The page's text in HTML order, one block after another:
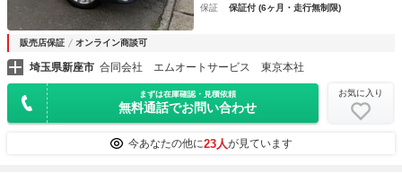
保証
保証付 (6ヶ月・走行無制限)
販売店保証 オンライン商談可
埼玉県新座市 合同会社 エムオートサービス 東京本社
まずは在庫確認・見積依頼
無料通話でお問い合わせ
お気に入り
今あなたの他に23人が見ています